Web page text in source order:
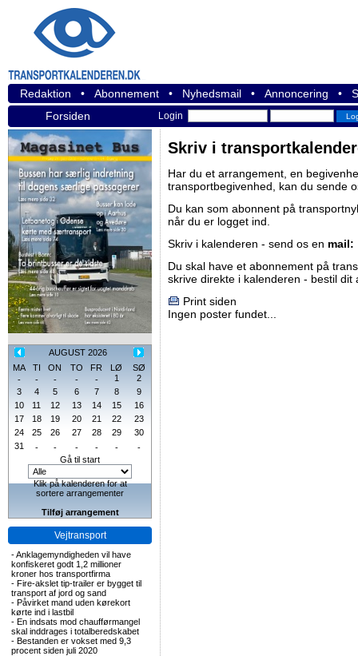
Redaktion • Abonnement • Nyhedsmail • Annoncering •
Forsiden
Login
AUGUST 2026
MA
TI ON TO FR LØ
SØ
-
- - - - 1
2
3
4 5 6 7 8
9
10
11 12 13 14 15
16
17
18 19 20 21 22
23
24
25 26 27 28 29
30
31
- - - - -
-
Gå til start
Klik på kalenderen for at
sortere arrangementer
Tilføj arrangement
Vejtransport
-Anklagemyndigheden vil have
konfiskeret godt 1,2 millioner
kroner hos transportfirma
- Fire-akslet tip-trailer er bygget til
transport af jord og sand
- Påvirket mand uden kørekort
kørte ind i lastbil
- En indsats mod chaufførmangel
skal inddrages i totalberedskabet
- Bestanden er vokset med 9,3
procent siden juli 2020
Skriv i
Har du et arrangement, en
transportbegivenhed, kan du sende
Du kan som abonnent på
når du er logget ind.
Skriv i kalenderen - send os en mail:
Du skal have et abonnement på
skrive direkte i kalenderen - bestil dit
Print siden
Ingen poster fundet...